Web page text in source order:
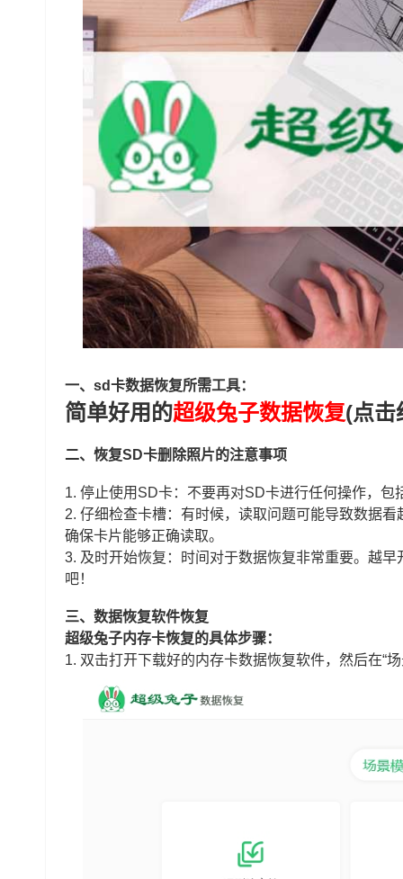
一、sd卡数据恢复所需工具：
简单好用的超级兔子数据恢复(点击
二、恢复SD卡删除照片的注意事项
1. 停止使用SD卡：不要再对SD卡进行任何操作，
2. 仔细检查卡槽：有时候，读取问题可能导致数据
确保卡片能够正确读取。
3. 及时开始恢复：时间对于数据恢复非常重要。越
吧！
三、数据恢复软件恢复
超级兔子内存卡恢复的具体步骤：
1. 双击打开下载好的内存卡数据恢复软件，然后在“